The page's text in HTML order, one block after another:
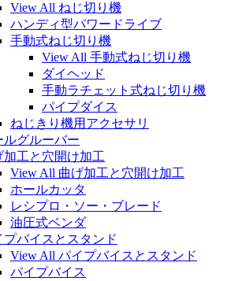
View All ねじ切り機
ハンディ型パワードライブ
手動式ねじ切り機
View All 手動式ねじ切り機
ダイヘッド
手動ラチェット式ねじ切り機
パイプダイス
ねじきり機用アクセサリ
ルグルーバー
加工と穴開け加工
View All 曲げ加工と穴開け加工
ホールカッタ
レシプロ・ソー・ブレード
油圧式ベンダ
プバイスとスタンド
View All パイプバイスとスタンド
パイプバイス